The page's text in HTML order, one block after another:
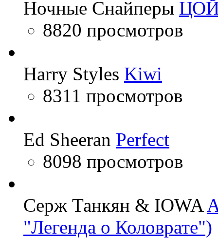
Ночные Снайперы
8820 просмотров
Harry Styles Kiwi
8311 просмотров
Ed Sheeran Perfect
8098 просмотров
Серж Танкян & IOWA
"Легенда о Коловрате")